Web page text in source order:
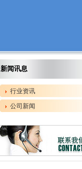
新闻讯息
行业资讯
公司新闻